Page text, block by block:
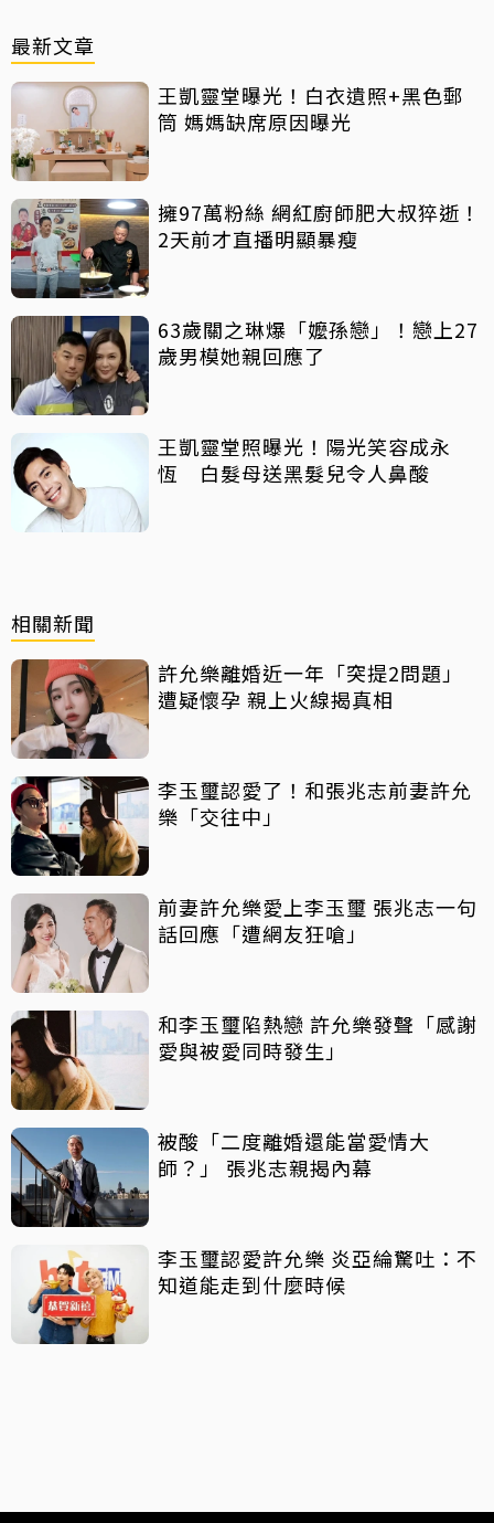
最新文章
王凱靈堂曝光！白衣遺照+黑色郵
筒 媽媽缺席原因曝光
擁97萬粉絲 網紅廚師肥大叔猝逝！
2天前才直播明顯暴瘦
63歲關之琳爆「嬤孫戀」！戀上27
歲男模她親回應了
王凱靈堂照曝光！陽光笑容成永
恆 白髮母送黑髮兒令人鼻酸
相關新聞
許允樂離婚近一年「突提2問題」
遭疑懷孕 親上火線揭真相
李玉璽認愛了！和張兆志前妻許允
樂「交往中」
前妻許允樂愛上李玉璽 張兆志一句
話回應「遭網友狂嗆」
和李玉璽陷熱戀 許允樂發聲「感謝
愛與被愛同時發生」
被酸「二度離婚還能當愛情大
師？」 張兆志親揭內幕
李玉璽認愛許允樂 炎亞綸驚吐：不
知道能走到什麼時候